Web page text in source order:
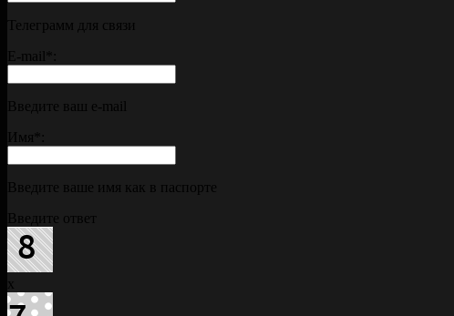
Телеграмм для связи
E-mail
Введите ваш e-mail
Имя
Введите ваше имя как в паспорте
Введите ответ
x